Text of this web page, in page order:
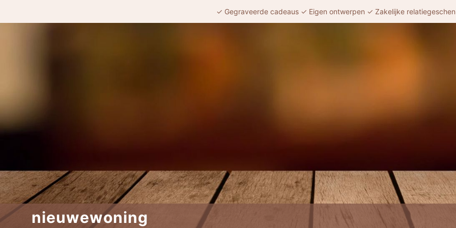
✓ Gegraveerde cadeaus ✓ Eigen ontwerpen ✓ Zakelijke
nieuwewoning